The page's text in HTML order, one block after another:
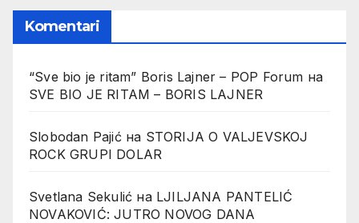
Komentari
“Sve bio je ritam” Boris Lajner – POP Forum на
SVE BIO JE RITAM – BORIS LAJNER
Slobodan Pajićна STORIJA O VALJEVSKOJ
ROCK GRUPI DOLAR
Svetlana Sekulić на LJILJANA PANTELIĆ
NOVAKOVIĆ: JUTRO NOVOG DANA